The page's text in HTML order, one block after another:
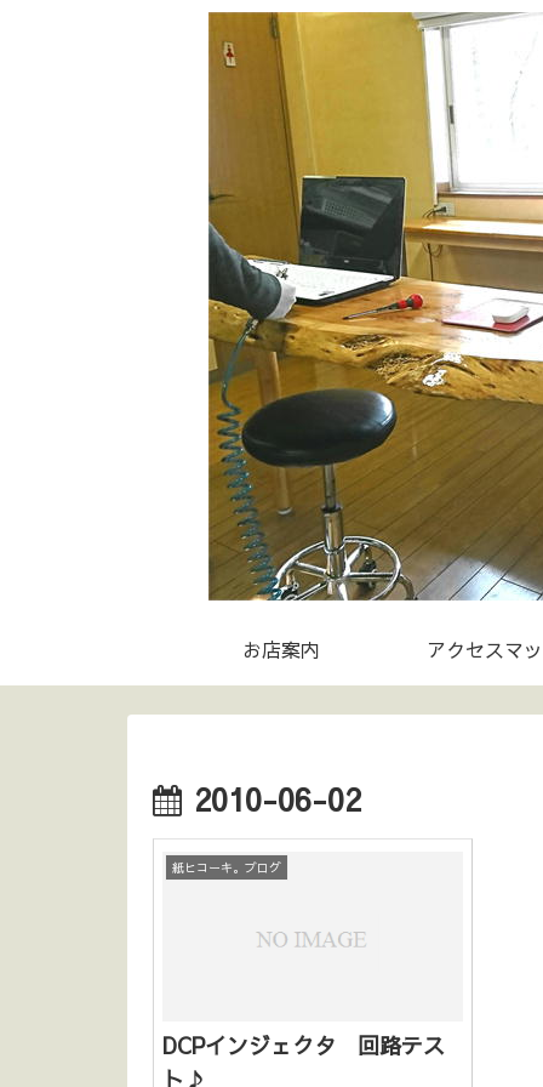
お店案内 アクセスマ
2010-06-02
紙ヒコーキ。ブログ
DCPインジェクタ 回路テス
ト♪